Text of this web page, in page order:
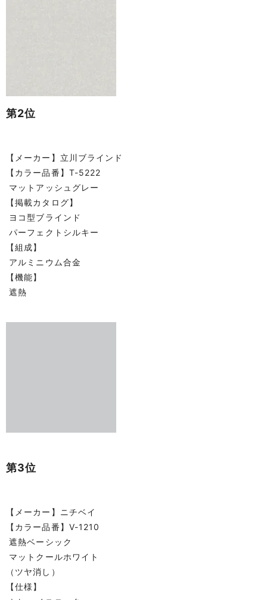
第2位
【メーカー】立川ブラインド
【カラー品番】T-5222
マットアッシュグレー
【掲載カタログ】
ヨコ型ブラインド
パーフェクトシルキー
【組成】
アルミニウム合金
【機能】
遮熱
第3位
【メーカー】ニチベイ
【カラー品番】V-1210
遮熱ベーシック
マットクールホワイト
（ツヤ消し）
【仕様】